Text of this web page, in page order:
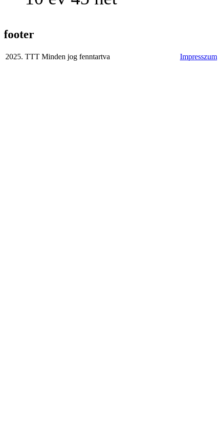
footer
2025. TTT Minden jog fenntartva Impresszum